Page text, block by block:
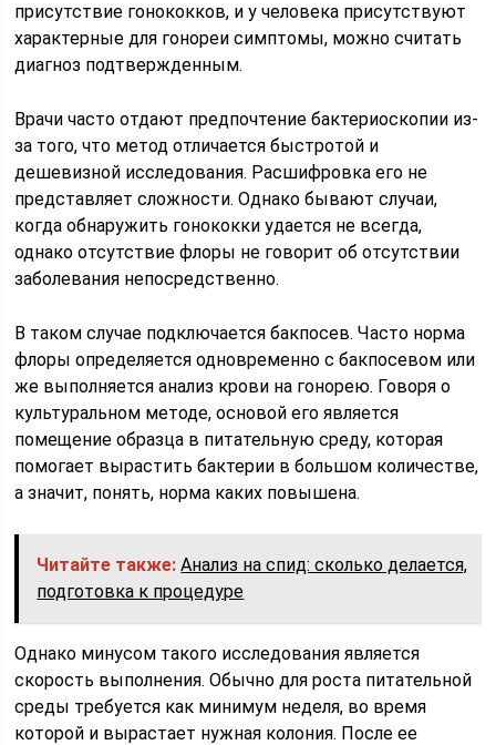
присутствие гонококков, и у человека присутствуют
характерные для гонореи симптомы, можно считать
диагноз подтвержденным.
Врачи часто отдают предпочтение бактериоскопии из-
за того, что метод отличается быстротой и
дешевизной исследования. Расшифровка его не
представляет сложности. Однако бывают случаи,
когда обнаружить гонококки удается не всегда,
однако отсутствие флоры не говорит об отсутствии
заболевания непосредственно.
В таком случае подключается бакпосев. Часто норма
флоры определяется одновременно с бакпосевом или
же выполняется анализ крови на гонорею. Говоря о
культуральном методе, основой его является
помещение образца в питательную среду, которая
помогает вырастить бактерии в большом количестве,
а значит, понять, норма каких повышена.
Читайте также: Анализ на спид: сколько делается,
подготовка к процедуре
Однако минусом такого исследования является
скорость выполнения. Обычно для роста питательной
среды требуется как минимум неделя, во время
которой и вырастает нужная колония. После ее